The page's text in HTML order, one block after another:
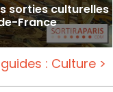
sorties culturelles
France
: Culture >